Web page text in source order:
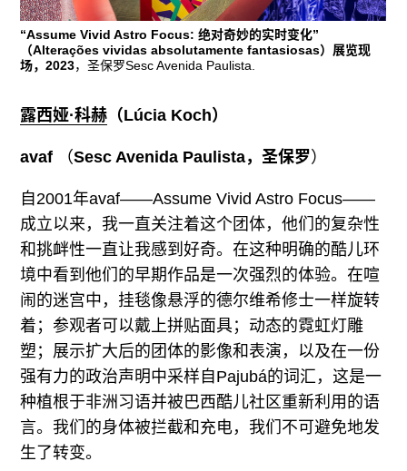
“Assume Vivid Astro Focus: 绝对奇妙的实时变化”
（Alterações vividas absolutamente fantasiosas）展览现
场，2023，圣保罗Sesc Avenida Paulista.
露西娅·科赫 （Lúcia Koch）
avaf （Sesc Avenida Paulista，圣保罗）
自2001年avaf——Assume Vivid Astro Focus——
成立以来，我一直关注着这个团体，他们的复杂性
和挑衅性一直让我感到好奇。在这种明确的酷儿环
境中看到他们的早期作品是一次强烈的体验。在喧
闹的迷宫中，挂毯像悬浮的德尔维希修士一样旋转
着；参观者可以戴上拼贴面具；动态的霓虹灯雕
塑；展示扩大后的团体的影像和表演，以及在一份
强有力的政治声明中采样自Pajubá的词汇，这是一
种植根于非洲习语并被巴西酷儿社区重新利用的语
言。我们的身体被拦截和充电，我们不可避免地发
生了转变。